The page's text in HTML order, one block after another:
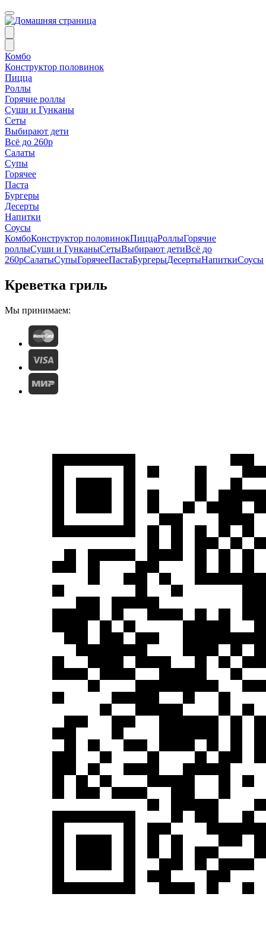
Комбо
Конструктор половинок
Пицца
Роллы
Горячие роллы
Суши и Гунканы
Сеты
Выбирают дети
Всё до 260р
Салаты
Супы
Горячее
Паста
Бургеры
Десерты
Напитки
Соусы
КомбоКонструктор половинокПиццаРоллыГорячие
роллыСуши и ГунканыСетыВыбирают детиВсё до
260рСалатыСупыГорячееПастаБургерыДесертыНапиткиСоусы
Креветка гриль
Мы принимаем: